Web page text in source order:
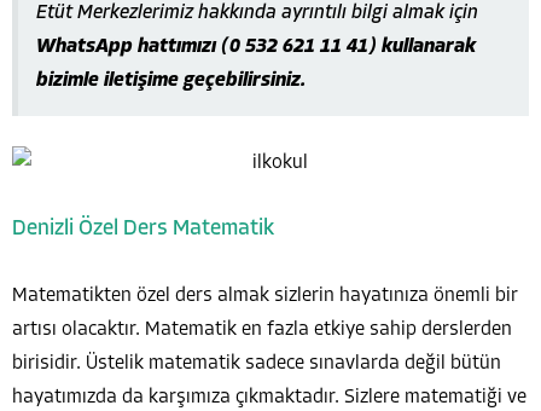
Etüt Merkezlerimiz hakkında ayrıntılı bilgi almak için
WhatsApp hattımızı (0 532 621 11 41) kullanarak
bizimle iletişime geçebilirsiniz.
Denizli Özel Ders Matematik
Matematikten özel ders almak sizlerin hayatınıza önemli bir
artısı olacaktır. Matematik en fazla etkiye sahip derslerden
birisidir. Üstelik matematik sadece sınavlarda değil bütün
hayatımızda da karşımıza çıkmaktadır. Sizlere matematiği ve